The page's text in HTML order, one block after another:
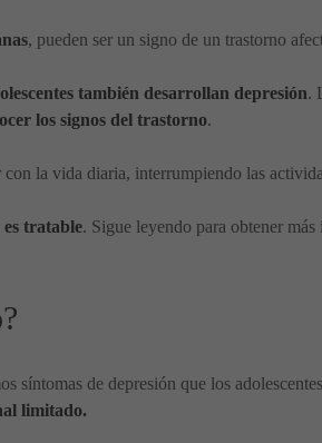
, pueden ser un signo de un trastorno
también desarrollan depresión.
los signos del trastorno.
la vida diaria, interrumpiendo las
tratable. Sigue leyendo para obtener
síntomas de depresión que los
limitado.